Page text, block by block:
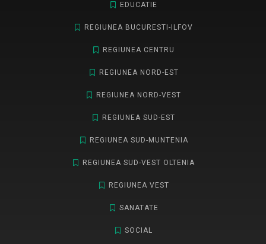
EDUCATIE
REGIUNEA BUCURESTI-ILFOV
REGIUNEA CENTRU
REGIUNEA NORD-EST
REGIUNEA NORD-VEST
REGIUNEA SUD-EST
REGIUNEA SUD-MUNTENIA
REGIUNEA SUD-VEST OLTENIA
REGIUNEA VEST
SANATATE
SOCIAL